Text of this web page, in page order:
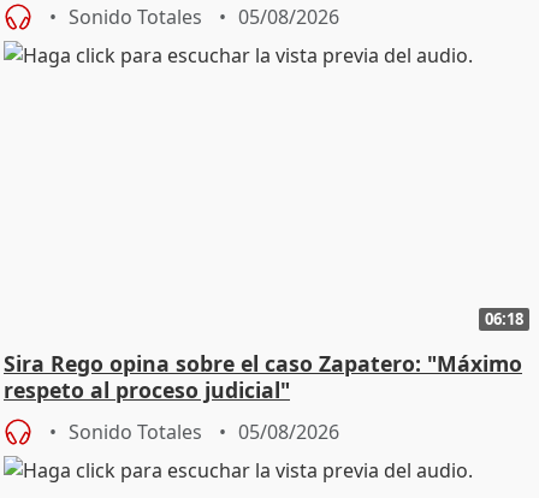
Sonido Totales 05/08/2026
06:18
Sira Rego opina sobre el caso Zapatero: "Máximo
respeto al proceso judicial"
Sonido Totales 05/08/2026